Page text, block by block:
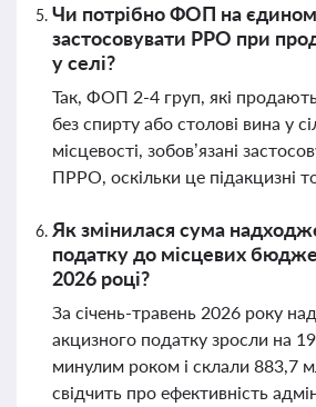
Чи потрібно ФОП на
застосовувати РРО при
у селі?
Так, ФОП 2-4 груп, які
без спирту або столові вина у
місцевості, зобов’язані
ПРРО, оскільки це підакцизні
Як змінилася сума
податку до місцевих
2026 році?
За січень-травень 2026 року
акцизного податку зросли на
минулим роком і склали 883,7
свідчить про ефективність